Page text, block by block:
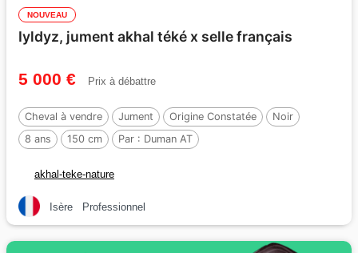
NOUVEAU
Iyldyz, jument akhal téké x selle français
5 000 € Prix à débattre
Cheval à vendre Jument Origine Constatée
Noir
8 ans
150 cm Par : Duman AT
akhal-teke-nature
Isère Professionnel